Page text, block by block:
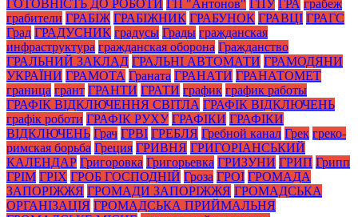
ГОТОВНІСТЬ ДО РОБОТИ ГП "Антонов" ГПУ ГРА грабеж
грабители ГРАБІЖ ГРАБІЖНИК ГРАБУНОК ГРАВЦІ ГРАГС
Град ГРАДУСНИК градусы Грады гражданская
инфраструктура гражданская оборона Гражданство
ГРАЛЬНИЙ ЗАКЛАД ГРАЛЬНІ АВТОМАТИ ГРАМОДЯНИ
УКРАЇНИ ГРАМОТА Граната ГРАНАТИ ГРАНАТОМЕТ
граница грант ГРАНТИ ГРАТИ график график работы
ГРАФІК ВІДКЛЮЧЕННЯ СВІТЛА ГРАФІК ВІДКЛЮЧЕНЬ
графік роботи ГРАФІК РУХУ ГРАФІКИ ГРАФІКИ
ВІДКЛЮЧЕНЬ Грач ГРВІ ГРЕБЛЯ Гребной канал Грек греко-
римская борьба Греция ГРИВНЯ ГРИГОРІАНСЬКИЙ
КАЛЕНДАР Григоровка Григорьевка ГРИЗУНИ ГРИП Грипп
ГРІМ ГРІХ ГРОБ ГОСПОДНІЙ Гроза ГРОІ ГРОМАДА
ЗАПОРІЖЖЯ ГРОМАДИ ЗАПОРІЖЖЯ ГРОМАДСЬКА
ОРГАНІЗАЦІЯ ГРОМАДСЬКА ПРИЙМАЛЬНЯ